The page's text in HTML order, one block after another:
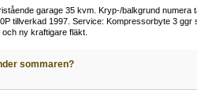
garage 35 kvm. Kryp-/balkgrund numera
tillverkad 1997. Service: Kompressorbyte 3
ny kraftigare fläkt.
sommaren?